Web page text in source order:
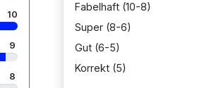
10
9
8
Fabelhaft (10-8)
Super (8-6)
Gut (6-5)
Korrekt (5)